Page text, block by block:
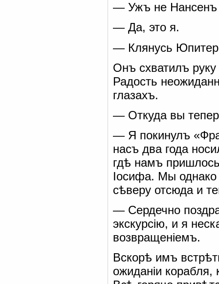
— Ужъ не Нансенъ
— Да, это я.
— Клянусь
Онъ схватилъ
Радость
глазахъ.
— Откуда вы
— Я покинулъ
насъ два года
гдѣ намъ
Іосифа. Мы
сѣверу отсюда и
— Сердечно
экскурсію, и я
возвращеніемъ.
Вскорѣ имъ
ожиданіи